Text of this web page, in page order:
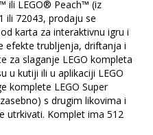
ili LEGO® Peach™ (iz
ili 72043, prodaju se
karta za interaktivnu igru i
efekte trubljenja, driftanja i
za slaganje LEGO kompleta
u kutiji ili u aplikaciji LEGO
komplete LEGO Super
s drugim likovima i
utrkivati. Komplet ima 512